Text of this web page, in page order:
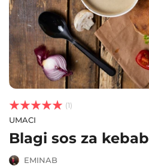


 (1)
UMACI
Blagi sos za kebab
EMINAB